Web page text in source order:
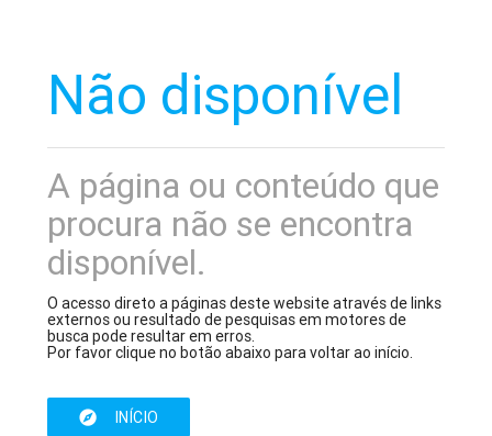
Não disponível
A página ou conteúdo que
procura não se encontra
disponível.
O acesso direto a páginas deste website através de links
externos ou resultado de pesquisas em motores de
busca pode resultar em erros.
Por favor clique no botão abaixo para voltar ao início.
INÍCIO